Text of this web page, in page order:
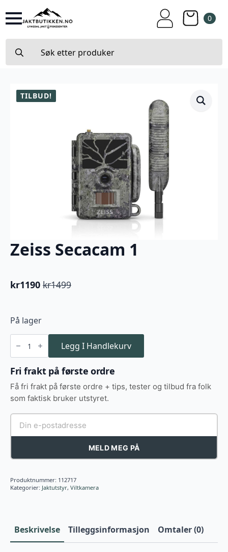
0
for:
TILBUD!
Zeiss Secacam 1
kr1499
Opprinnelig
kr1499.
kr1190
Nåværende
kr1190.
På lager
Zeiss
Secacam
antall
Legg I Handlekurv
Fri frakt på første ordre
Få fri frakt på første ordre + tips, tester og tilbud fra folk
som faktisk bruker utstyret.
MELD MEG PÅ
Produktnummer: 112717
Kategorier: Jaktutstyr, Viltkamera
Beskrivelse Tilleggsinformasjon Omtaler (0)